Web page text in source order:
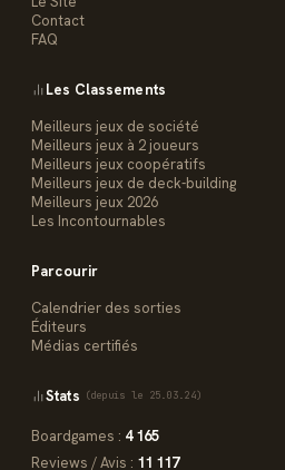
Contact
FAQ
Les Classements
Meilleurs jeux de société
Meilleurs jeux à 2 joueurs
Meilleurs jeux coopératifs
Meilleurs jeux de deck-building
Meilleurs jeux 2026
Les Incontournables
Parcourir
Calendrier des sorties
Éditeurs
Médias certifiés
Stats (depuis le 25.03.24)
Boardgames : 4 165
Reviews / Avis : 11 117